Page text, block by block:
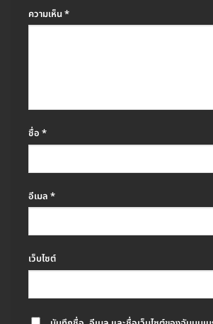
ความเห็น*
ชื่อ *
อีเมล *
เว็บไซต์